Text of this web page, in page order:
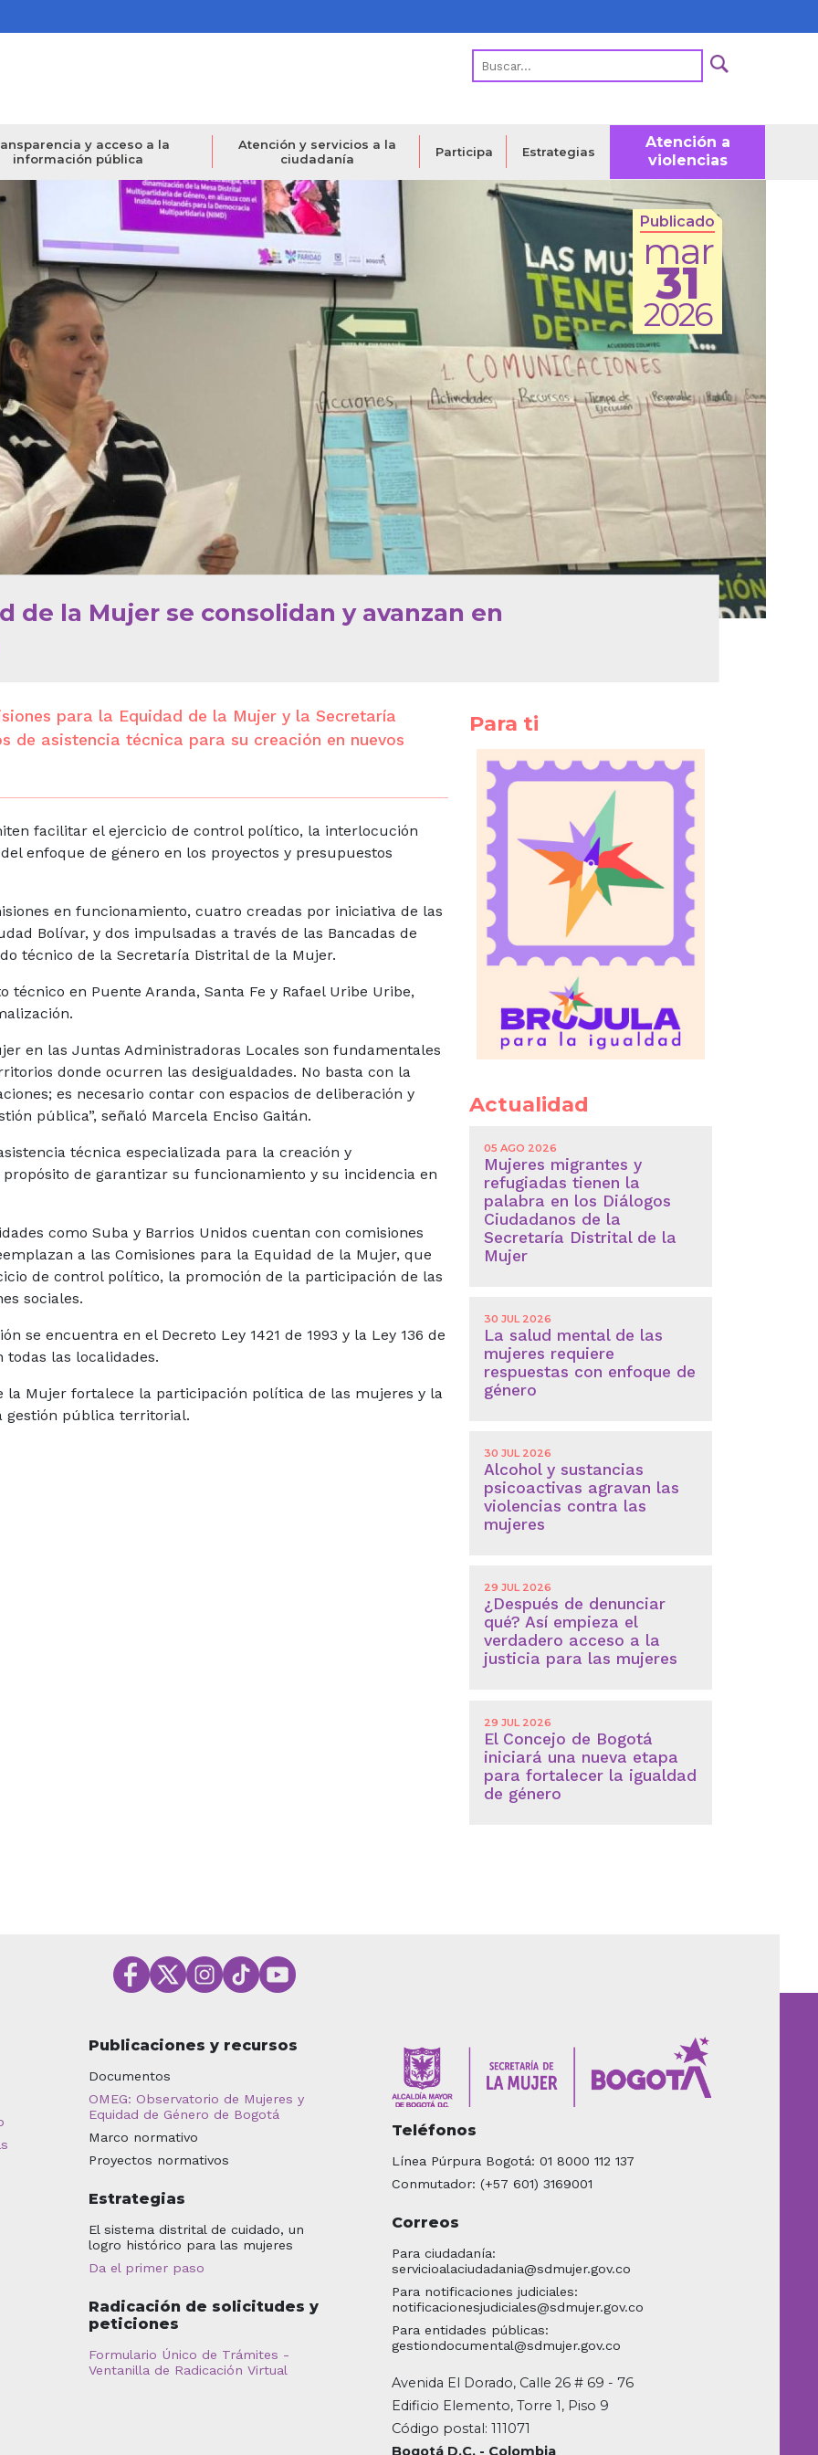
y acceso a la
información pública
Atención y servicios a la
ciudadanía
Participa Estrategias
Atención a
violencias
Publicado
mar
31
2026
de la Mujer se consolidan y avanzan en
para la Equidad de la Mujer y la Secretaría
de asistencia técnica para su creación en nuevos
facilitar el ejercicio de control político, la interlocución
enfoque de género en los proyectos y presupuestos
en funcionamiento, cuatro creadas por iniciativa de las
Bolívar, y dos impulsadas a través de las Bancadas de
técnico de la Secretaría Distrital de la Mujer.
técnico en Puente Aranda, Santa Fe y Rafael Uribe Uribe,
en las Juntas Administradoras Locales son fundamentales
donde ocurren las desigualdades. No basta con la
es necesario contar con espacios de deliberación y
pública”, señaló Marcela Enciso Gaitán.
técnica especializada para la creación y
de garantizar su funcionamiento y su incidencia en
como Suba y Barrios Unidos cuentan con comisiones
a las Comisiones para la Equidad de la Mujer, que
de control político, la promoción de la participación de las
sociales.
se encuentra en el Decreto Ley 1421 de 1993 y la Ley 136 de
las localidades.
la Mujer fortalece la participación política de las mujeres y la
gestión pública territorial.
Para ti
Actualidad
05 AGO 2026
Mujeres migrantes y
refugiadas tienen la
palabra en los Diálogos
Ciudadanos de la
Secretaría Distrital de la
Mujer
30 JUL 2026
La salud mental de las
mujeres requiere
respuestas con enfoque de
género
30 JUL 2026
Alcohol y sustancias
psicoactivas agravan las
violencias contra las
mujeres
29 JUL 2026
¿Después de denunciar
qué? Así empieza el
verdadero acceso a la
justicia para las mujeres
29 JUL 2026
El Concejo de Bogotá
iniciará una nueva etapa
para fortalecer la igualdad
de género
Publicaciones y recursos
Documentos
OMEG: Observatorio de Mujeres y
Equidad de Género de Bogotá
Marco normativo
Proyectos normativos
Estrategias
El sistema distrital de cuidado, un
logro histórico para las mujeres
Da el primer paso
Radicación de solicitudes y
peticiones
Formulario Único de Trámites -
Ventanilla de Radicación Virtual
Teléfonos
Línea Púrpura Bogotá: 01 8000 112 137
Conmutador: (+57 601) 3169001
Correos
Para ciudadanía:
servicioalaciudadania@sdmujer.gov.co
Para notificaciones judiciales:
notificacionesjudiciales@sdmujer.gov.co
Para entidades públicas:
gestiondocumental@sdmujer.gov.co
Avenida El Dorado, Calle 26 # 69 - 76
Edificio Elemento, Torre 1, Piso 9
Código postal: 111071
Bogotá D.C. - Colombia